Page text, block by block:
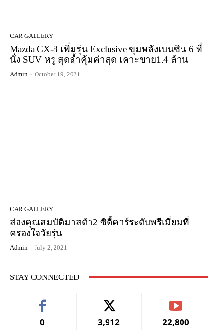
CAR GALLERY
Mazda CX-8 เพิ่มรุ่น Exclusive ขุมพลังเบนซิน 6 ที่
นั่ง SUV หรู สุดล้ำคุ้มค่าสุด เคาะขาย1.4 ล้าน
Admin - October 19, 2021
CAR GALLERY
ส่องคุณสมบัติมาสด้า2 ซิตี้คาร์ระดับพรีเมี่ยมที่
ครองใจวัยรุ่น
Admin - July 2, 2021
STAY CONNECTED
0 3,912 22,800